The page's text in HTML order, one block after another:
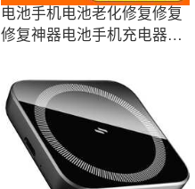
电池手机电池老化修复修复
修复神器电池手机充电器太